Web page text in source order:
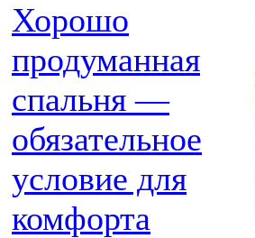
Хорошо
продуманная
спальня —
обязательное
условие для
комфорта